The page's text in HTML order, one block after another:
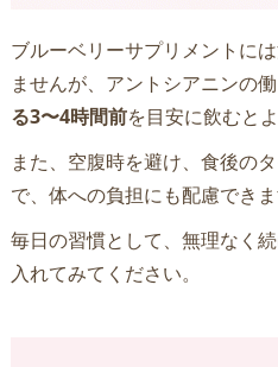
ブルーベリーサプリメントに
ませんが、アントシアニンの働
る3〜4時間前を目安に飲むと
また、空腹時を避け、食後の
で、体への負担にも配慮できま
毎日の習慣として、無理なく
入れてみてください。